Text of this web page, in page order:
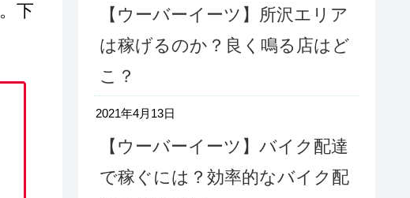
。下
【ウーバーイーツ】所沢エリア
は稼げるのか？良く鳴る店はど
こ？
2021年4月13日
【ウーバーイーツ】バイク配達
で稼ぐには？効率的なバイク配